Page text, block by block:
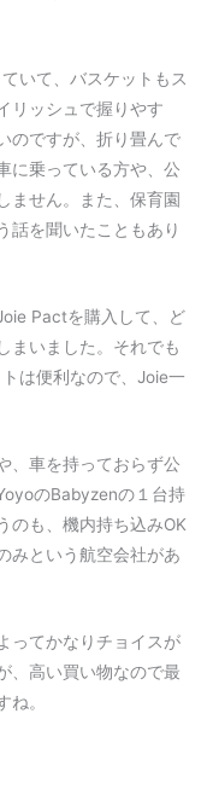
いて、バスケットもス
リッシュで握りやす
のですが、折り畳んで
に乗っている方や、公
ません。また、保育園
話を聞いたこともあり
Pactを購入して、ど
まいました。それでも
は便利なので、Joie一
、車を持っておらず公
のBabyzenの１台持
のも、機内持ち込みOK
みという航空会社があ
ってかなりチョイスが
、高い買い物なので最
。